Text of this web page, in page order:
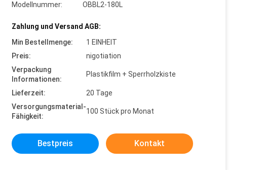
Modellnummer:
OBBL2-180L
Zahlung und Versand AGB:
Min Bestellmenge:
1 EINHEIT
Preis:
nigotiation
Verpackung
Informationen:
Plastikfilm + Sperrholzkiste
Lieferzeit:
20 Tage
Versorgungsmaterial-
Fähigkeit:
100 Stück pro Monat
Bestpreis Kontakt